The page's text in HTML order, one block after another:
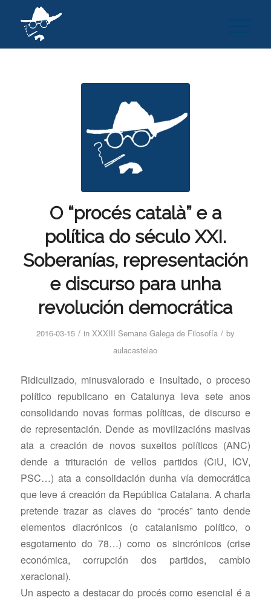
O “procés català” e a
política do século XXI.
Soberanías, representación
e discurso para unha
revolución democrática
2016-03-15 / in XXXIII Semana Galega de Filosofía / by
aulacastelao
Ridiculizado, minusvalorado e insultado, o proceso
político republicano en Catalunya leva sete anos
consolidando novas formas políticas, de discurso e
de representación. Dende as movilizacións masivas
ata a creación de novos suxeitos políticos (ANC)
dende a trituración de vellos partidos (CiU, ICV,
PSC…) ata a consolidación dunha vía democrática
que leve á creación da República Catalana. A charla
pretende trazar as claves do “procés” tanto dende
elementos diacrónicos (o catalanismo político, o
esgotamento do 78…) como os sincrónicos (crise
económica, corrupción dos partidos, cambio
xeracional).
Un aspecto a destacar do procés como esencial é a